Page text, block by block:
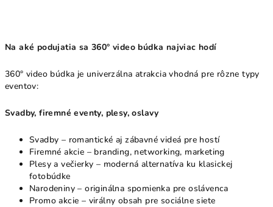
Na aké podujatia sa 360° video búdka najviac hodí
360° video búdka je univerzálna atrakcia vhodná pre rôzne typy
eventov:
Svadby, firemné eventy, plesy, oslavy
Svadby – romantické aj zábavné videá pre hostí
Firemné akcie – branding, networking, marketing
Plesy a večierky – moderná alternatíva ku klasickej
fotobúdke
Narodeniny – originálna spomienka pre oslávenca
Promo akcie – virálny obsah pre sociálne siete